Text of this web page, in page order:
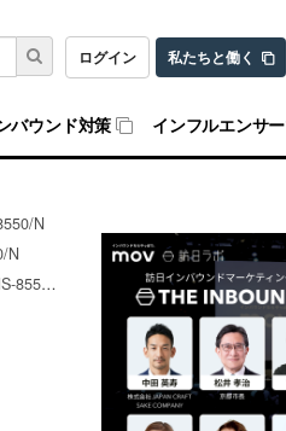
ログイン 私たちと働く
バウンド対策 インフルエンサ
N
N
N